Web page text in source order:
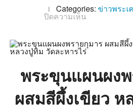
Categories: ข่าวพระเ
ปิดความเห็นบน
พราย
กุมาร
สีผึ้ง
เขียว
หลวง
พ่อ
ทาบ
พระขุนแผนผง
ผสมสีผึ้งเขียว ห